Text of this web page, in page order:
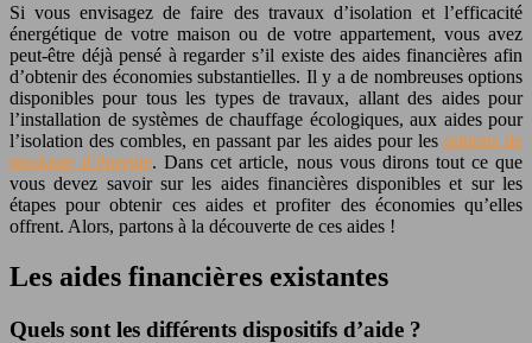
Si vous envisagez de faire des travaux d’isolation et l’efficacité
énergétique de votre maison ou de votre appartement, vous avez
peut-être déjà pensé à regarder s’il existe des aides financières afin
d’obtenir des économies substantielles. Il y a de nombreuses options
disponibles pour tous les types de travaux, allant des aides pour
l’installation de systèmes de chauffage écologiques, aux aides pour
l’isolation des combles, en passant par les aides pour les options de
stockage d’énergie. Dans cet article, nous vous dirons tout ce que
vous devez savoir sur les aides financières disponibles et sur les
étapes pour obtenir ces aides et profiter des économies qu’elles
offrent. Alors, partons à la découverte de ces aides !
Les aides financières existantes
Quels sont les différents dispositifs d’aide ?